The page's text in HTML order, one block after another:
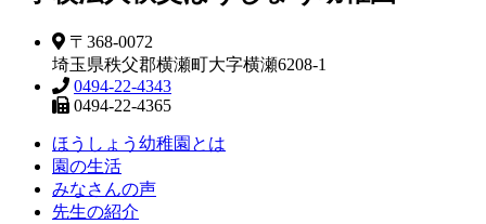
〒368-0072
埼玉県秩父郡横瀬町大字横瀬6208-1
0494-22-4343
0494-22-4365
ほうしょう幼稚園とは
園の生活
みなさんの声
先生の紹介